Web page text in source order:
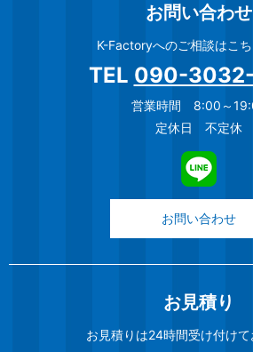
お問い合わせ
K-Factoryへのご相談はこち
TEL 090-
営業時間 8:00～
定休日 不定休
お問い合わせ
お見積り
お見積りは24時間受け付けて